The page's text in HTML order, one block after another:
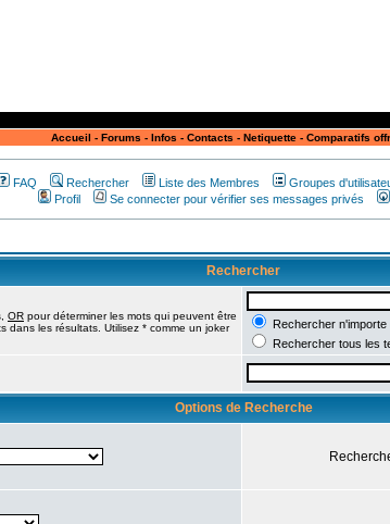
Accueil - Forums - Infos - Contacts - Netiquette- Comparatifs
FAQ Rechercher Liste des Membres Groupes
Profil
Se connecter pour vérifier ses messages privés
Rechercher
OR pour déterminer les mots qui peuvent être
les résultats. Utilisez * comme un joker
Rechercher
Rechercher tous les
Options de Recherche